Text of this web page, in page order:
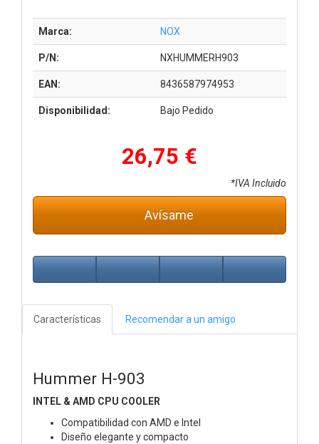
Marca: NOX
P/N: NXHUMMERH903
EAN: 8436587974953
Disponibilidad: Bajo Pedido
26,75 €
*IVA Incluido
Avísame
Características Recomendar a un amigo
Hummer H-903
INTEL & AMD CPU COOLER
Compatibilidad con AMD e Intel
Diseño elegante y compacto